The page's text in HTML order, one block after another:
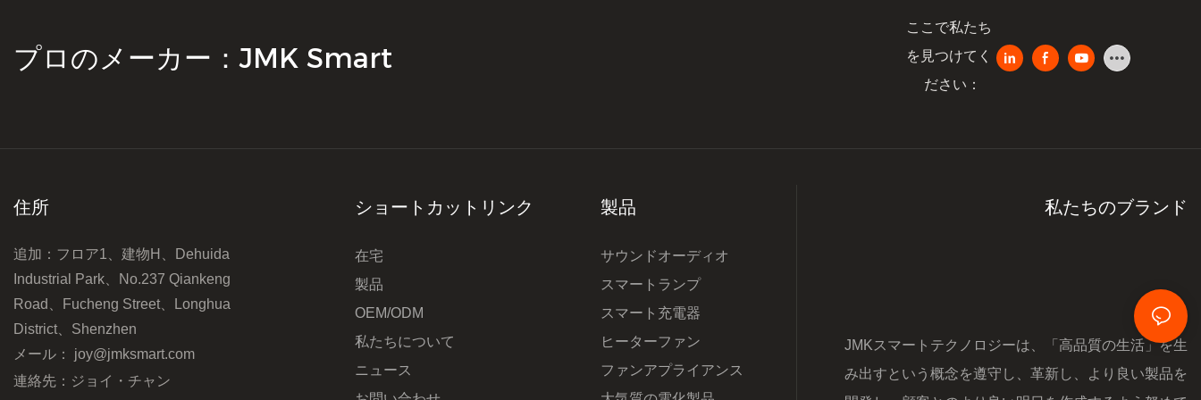
プロのメーカー：JMK Smart
ここで私たち
を見つけてく
ださい：
住所
追加：フロア1、建物H、Dehuida
Industrial Park、No.237 Qiankeng
Road、Fucheng Street、Longhua
District、Shenzhen
メール： joy@jmksmart.com
連絡先：ジョイ・チャン
ショートカットリンク
在宅
製品
OEM/ODM
私たちについて
ニュース
製品
サウンドオーディオ
スマートランプ
スマート充電器
ヒーターファン
ファンアプライアンス
私たちのブランド
JMKスマートテクノロジーは、「高品質の生活」を生
み出すという概念を遵守し、革新し、より良い製品を